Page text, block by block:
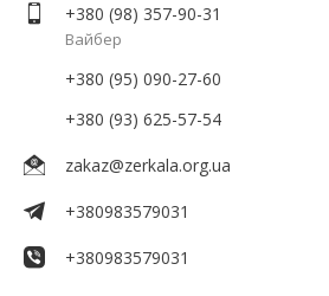
+380 (98) 357-90-31
Вайбер
+380 (95) 090-27-60
+380 (93) 625-57-54
zakaz@zerkala.org.ua
+380983579031
+380983579031